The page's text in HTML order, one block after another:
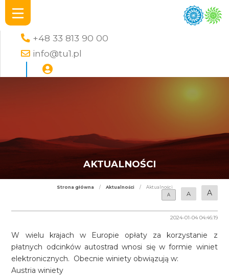
+48 33 813 90 00
info@tu1.pl
AKTUALNOŚCI
Strona główna / Aktualności /
Aktualności
A
A A
2024-01-04 04:46:19
W wielu krajach w Europie opłaty za korzystanie z
płatnych odcinków autostrad wnosi się w formie winiet
elektronicznych. Obecnie winiety obwiązują w:
Austria winiety